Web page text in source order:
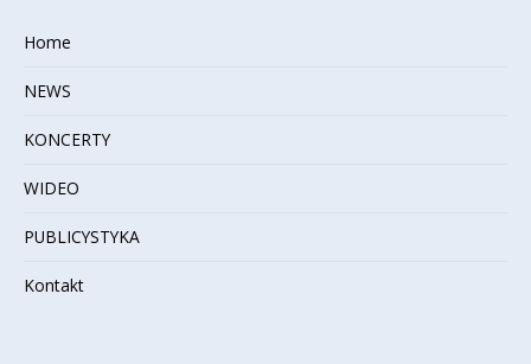
Home
NEWS
KONCERTY
WIDEO
PUBLICYSTYKA
Kontakt